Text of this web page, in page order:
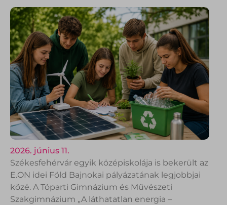
2026. június 11.
Székesfehérvár egyik középiskolája is bekerült az
E.ON idei Föld Bajnokai pályázatának legjobbjai
közé. A Tóparti Gimnázium és Művészeti
Szakgimnázium „A láthatatlan energia –